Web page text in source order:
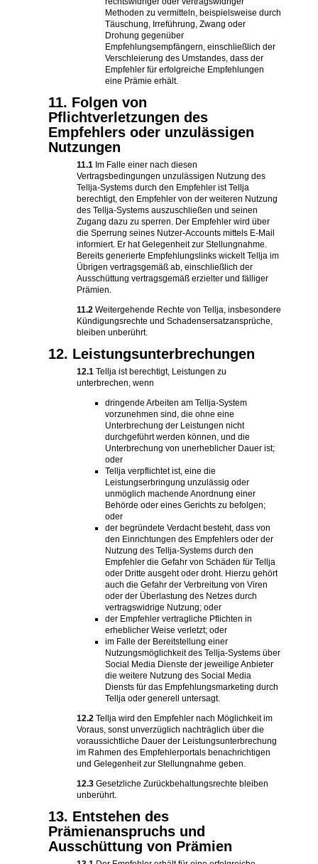
Methoden zu vermitteln, beispielsweise durch
Täuschung, Irreführung, Zwang oder
Drohung gegenüber
Empfehlungsempfängern, einschließlich der
Verschleierung des Umstandes, dass der
Empfehler für erfolgreiche Empfehlungen
eine Prämie erhält.
11. Folgen von
Pflichtverletzungen des
Empfehlers oder unzulässigen
Nutzungen
11.1 Im Falle einer nach diesen
Vertragsbedingungen unzulässigen Nutzung des
Tellja-Systems durch den Empfehler ist Tellja
berechtigt, den Empfehler von der weiteren Nutzung
des Tellja-Systems auszuschließen und seinen
Zugang dazu zu sperren. Der Empfehler wird über
die Sperrung seines Nutzer-Accounts mittels E-Mail
informiert. Er hat Gelegenheit zur Stellungnahme.
Bereits generierte Empfehlungslinks wickelt Tellja im
Übrigen vertragsgemäß ab, einschließlich der
Ausschüttung vertragsgemäß erzielter und fälliger
Prämien.
11.2 Weitergehende Rechte von Tellja, insbesondere
Kündigungsrechte und Schadensersatzansprüche,
bleiben unberührt.
12. Leistungsunterbrechungen
12.1 Tellja ist berechtigt, Leistungen zu
unterbrechen, wenn
dringende Arbeiten am Tellja-System
vorzunehmen sind, die ohne eine
Unterbrechung der Leistungen nicht
durchgeführt werden können, und die
Unterbrechung von unerheblicher Dauer ist;
oder
Tellja verpflichtet ist, eine die
Leistungserbringung unzulässig oder
unmöglich machende Anordnung einer
Behörde oder eines Gerichts zu befolgen;
oder
der begründete Verdacht besteht, dass von
den Einrichtungen des Empfehlers oder der
Nutzung des Tellja-Systems durch den
Empfehler die Gefahr von Schäden für Tellja
oder Dritte ausgeht oder droht. Hierzu gehört
auch die Gefahr der Verbreitung von Viren
oder der Überlastung des Netzes durch
vertragswidrige Nutzung; oder
der Empfehler vertragliche Pflichten in
erheblicher Weise verletzt; oder
im Falle der Bereitstellung einer
Nutzungsmöglichkeit des Tellja-Systems über
Social Media Dienste der jeweilige Anbieter
die weitere Nutzung des Social Media
Diensts für das Empfehlungsmarketing durch
Tellja oder generell untersagt.
12.2 Tellja wird den Empfehler nach Möglichkeit im
Voraus, sonst unverzüglich nachträglich über die
voraussichtliche Dauer der Leistungsunterbrechung
im Rahmen des Empfehlerportals benachrichtigen
und Gelegenheit zur Stellungnahme geben.
12.3 Gesetzliche Zurückbehaltungsrechte bleiben
unberührt.
13. Entstehen des
Prämienanspruchs und
Ausschüttung von Prämien